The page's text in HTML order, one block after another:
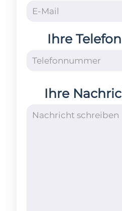
Ihre
Ihre